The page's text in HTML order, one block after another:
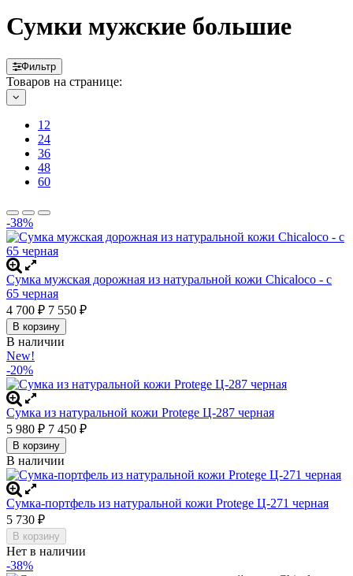
Сумки мужские большие
Фильтр
Товаров на странице:
12
24
36
48
60
-38%
Сумка мужская дорожная из натуральной кожи Chicaloco - c
65 черная
4 700 ₽ 7 550 ₽
В корзину
В наличии
New!
-20%
Сумка из натуральной кожи Protege Ц-287 черная
5 980 ₽ 7 450 ₽
В корзину
В наличии
Сумка-портфель из натуральной кожи Protege Ц-271 черная
5 730 ₽
В корзину
Нет в наличии
-38%